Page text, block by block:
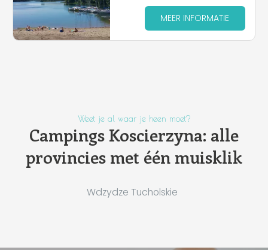
MEER INFORMATIE
Weet je al waar je heen moet?
Campings Koscierzyna: alle
provincies met één muisklik
Wdzydze Tucholskie